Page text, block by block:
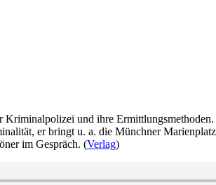
und ihre
er bringt u. a. die Münchner
im Gespräch. (Verlag)